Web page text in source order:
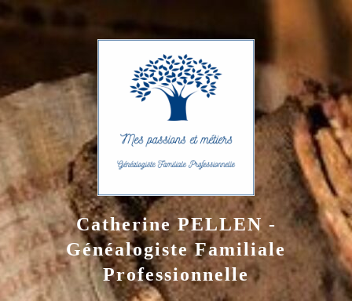
Catherine PELLEN -
Généalogiste Familiale
Professionnelle